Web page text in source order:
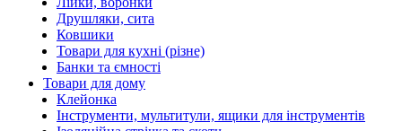
Друшляки, сита
Ковшики
Товари для кухні (різне)
Банки та ємності
Товари для дому
Клейонка
Інструменти, мультитули, ящики для інструментів